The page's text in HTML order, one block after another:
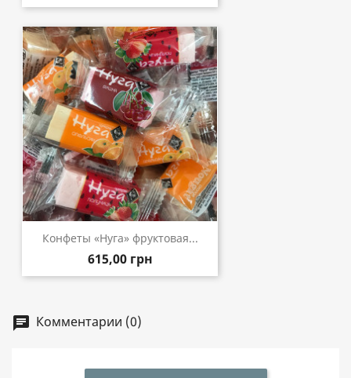
Конфеты «Нуга» фруктовая...
615,00 грн
chat Комментарии (0)